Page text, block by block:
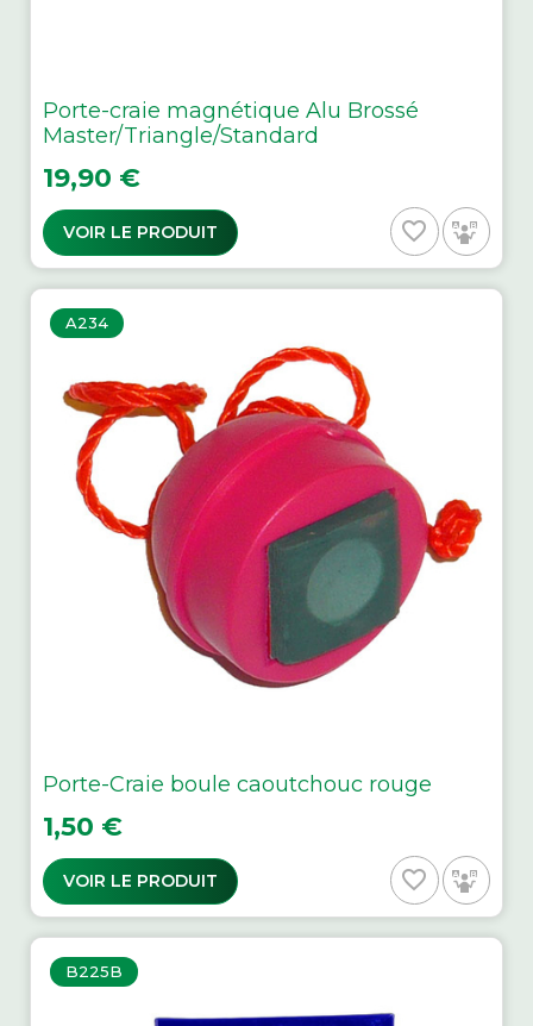
Porte-craie magnétique Alu Brossé
Master/Triangle/Standard
Prix
19,90 €
VOIR LE PRODUIT favorite_border
A234
Porte-Craie boule caoutchouc rouge
Prix
1,50 €
VOIR LE PRODUIT favorite_border
B225B